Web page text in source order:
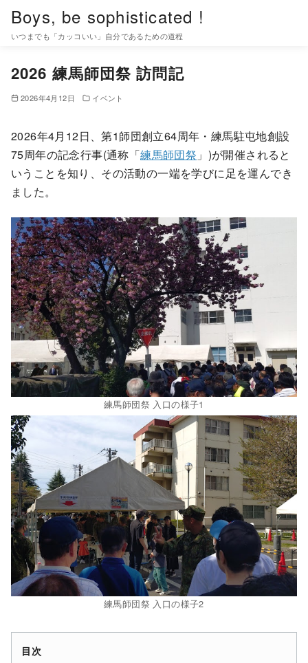
Boys, be sophisticated !
いつまでも「カッコいい」自分であるための道程
2026 練馬師団祭 訪問記
2026年4月12日 イベント
2026年4月12日、第1師団創立64周年・練馬駐屯地創設
75周年の記念行事(通称「練馬師団祭 」)が開催されると
いうことを知り、その活動の一端を学びに足を運んでき
ました。
練馬師団祭 入口の様子1
練馬師団祭 入口の様子2
目次